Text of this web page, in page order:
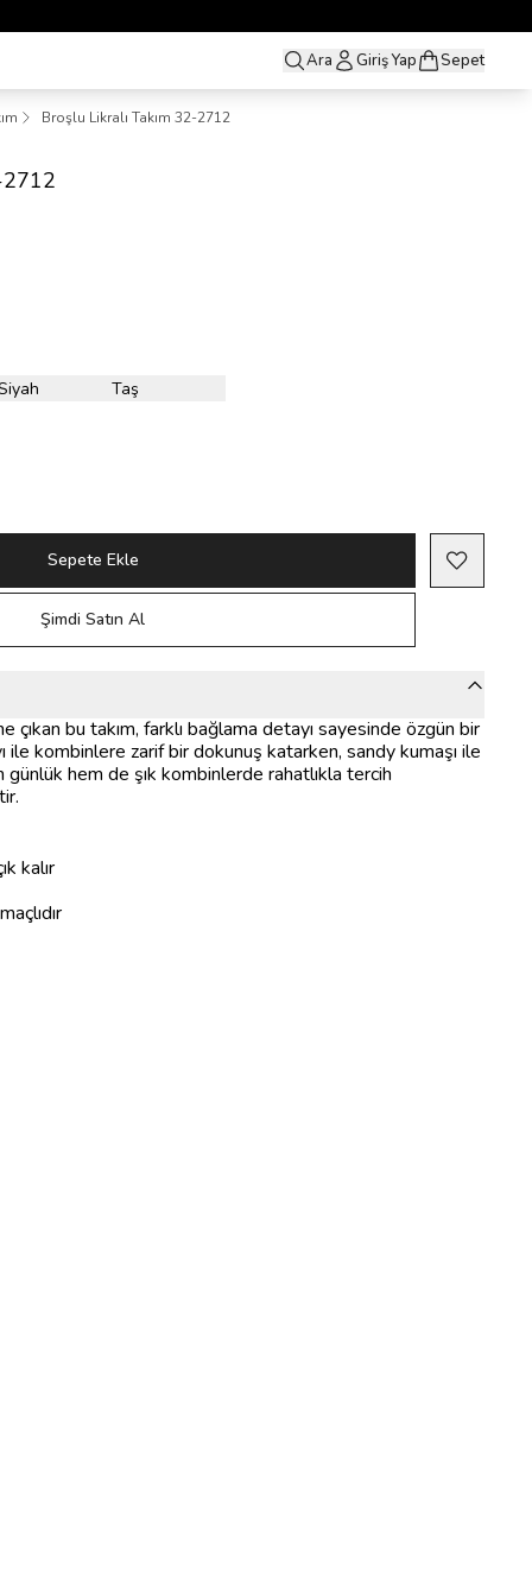
Ara Giriş Yap Sepet
Broşlu Likralı Takım 32-2712
2712
Taş
Sepete Ekle
Şimdi Satın Al
çıkan bu takım, farklı bağlama detayı sayesinde özgün bir
ile kombinlere zarif bir dokunuş katarken, sandy kumaşı ile
hem de şık kombinlerde rahatlıkla tercih
kalır